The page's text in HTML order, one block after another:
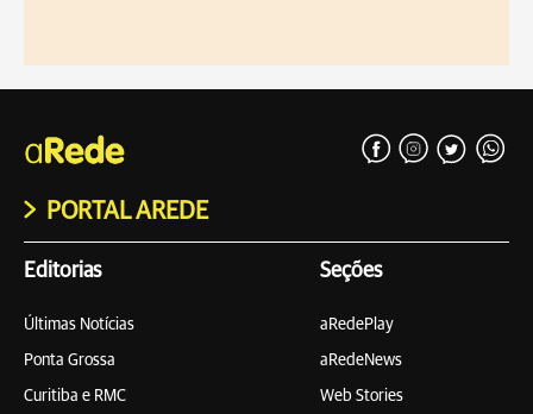
PORTAL AREDE
Editorias
Últimas Notícias
Ponta Grossa
Curitiba e RMC
Seções
aRedePlay
aRedeNews
Web Stories